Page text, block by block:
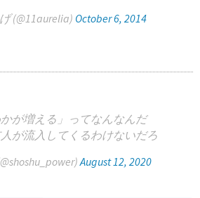
(@11aurelia) October 6, 2014
かが増える」ってなんなんだ
が流入してくるわけないだろ
August 12, 2020